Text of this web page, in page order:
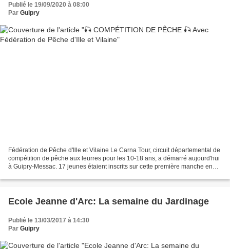
Publié le 19/09/2020 à 08:00
Par Guipry
Fédération de Pêche d'Ille et Vilaine Le Carna Tour, circuit départemental de
compétition de pêche aux leurres pour les 10-18 ans, a démarré aujourd'hui
à Guipry-Messac. 17 jeunes étaient inscrits sur cette première manche en
Ecole Jeanne d'Arc: La semaine du Jardinage
Publié le 13/03/2017 à 14:30
Par Guipry